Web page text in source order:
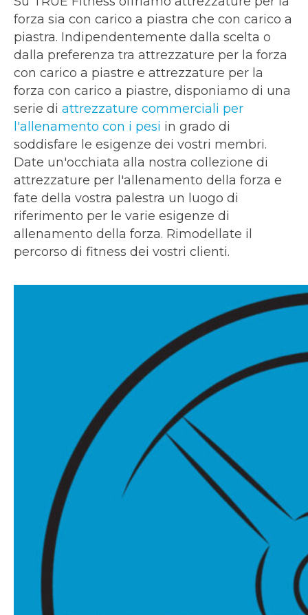
forza sia con carico a piastra che con carico a
piastra. Indipendentemente dalla scelta o
dalla preferenza tra attrezzature per la forza
con carico a piastre e attrezzature per la
forza con carico a piastre, disponiamo di una
serie di attrezzature commerciali per
l'allenamento con i pesi in grado di
soddisfare le esigenze dei vostri membri.
Date un'occhiata alla nostra collezione di
attrezzature per l'allenamento della forza e
fate della vostra palestra un luogo di
riferimento per le varie esigenze di
allenamento della forza. Rimodellate il
percorso di fitness dei vostri clienti.